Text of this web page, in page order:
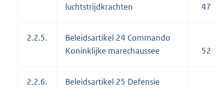
luchtstrijdkrachten
47
2.2.5.
Beleidsartikel 24 Commando
Koninklijke marechaussee
52
2.2.6.
Beleidsartikel 25 Defensie